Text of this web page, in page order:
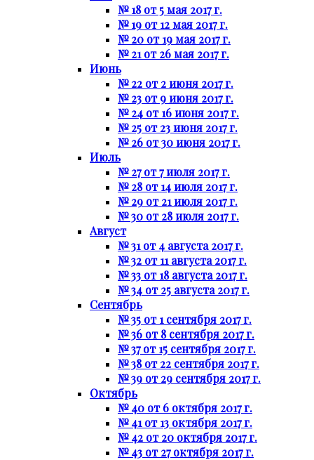
№ 18 от 5 мая 2017 г.
№ 19 от 12 мая 2017 г.
№ 20 от 19 мая 2017 г.
№ 21 от 26 мая 2017 г.
Июнь
№ 22 от 2 июня 2017 г.
№ 23 от 9 июня 2017 г.
№ 24 от 16 июня 2017 г.
№ 25 от 23 июня 2017 г.
№ 26 от 30 июня 2017 г.
Июль
№ 27 от 7 июля 2017 г.
№ 28 от 14 июля 2017 г.
№ 29 от 21 июля 2017 г.
№ 30 от 28 июля 2017 г.
Август
№ 31 от 4 августа 2017 г.
№ 32 от 11 августа 2017 г.
№ 33 от 18 августа 2017 г.
№ 34 от 25 августа 2017 г.
Сентябрь
№ 35 от 1 сентября 2017 г.
№ 36 от 8 сентября 2017 г.
№ 37 от 15 сентября 2017 г.
№ 38 от 22 сентября 2017 г.
№ 39 от 29 сентября 2017 г.
Октябрь
№ 40 от 6 октября 2017 г.
№ 41 от 13 октября 2017 г.
№ 42 от 20 октября 2017 г.
№ 43 от 27 октября 2017 г.